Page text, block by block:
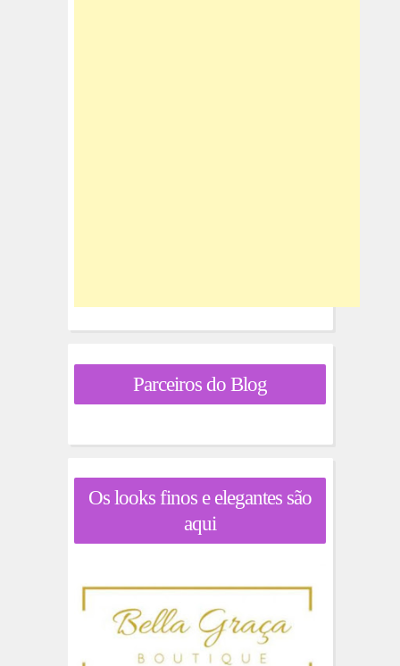
Parceiros do Blog
Os looks finos e elegantes são
aqui